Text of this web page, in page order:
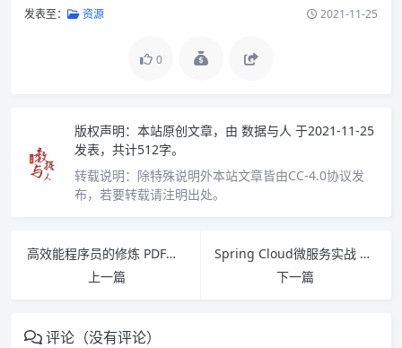
发表至： 资源 2021-11-25
0
版权声明： 本站原创文章，由 数据与人 于2021-11-25
发表，共计512字。
转载说明： 除特殊说明外本站文章皆由CC-4.0协议发
布，若要转载请注明出处。
高效能程序员的修炼 PDF下载
上一篇
Spring Cloud微服务实战 PDF下载
下一篇
评论（没有评论）